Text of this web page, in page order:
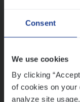
Consent
We use cookies
By clicking
of cookies on your
analyze site
Ons